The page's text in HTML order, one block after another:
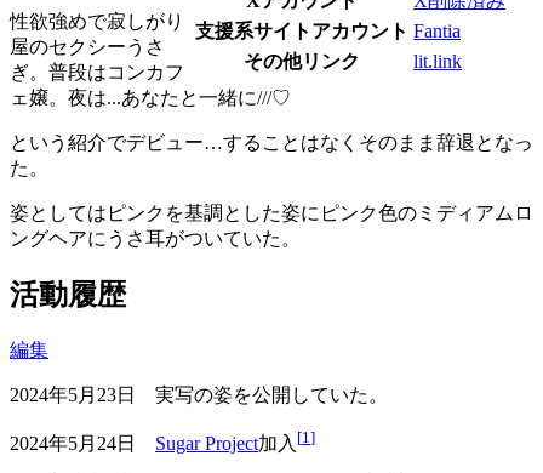
支援系サイトアカウント Fantia
その他リンク
lit.link
性欲強めで寂しがり
屋のセクシーうさ
ぎ。普段はコンカフ
ェ嬢。夜は...あなたと一緒に///♡
という紹介でデビュー…することはなくそのまま辞退となっ
た。
姿としてはピンクを基調とした姿にピンク色のミディアムロ
ングヘアにうさ耳がついていた。
活動履歴
編集
2024年5月23日 実写の姿を公開していた。
2024年5月24日 Sugar Project加入 [1]